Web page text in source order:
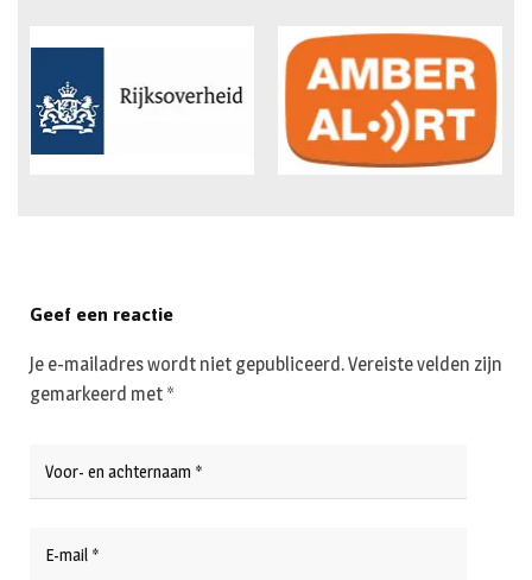
Geef een reactie
Je e-mailadres wordt niet gepubliceerd.Vereiste velden zijn
gemarkeerd met *